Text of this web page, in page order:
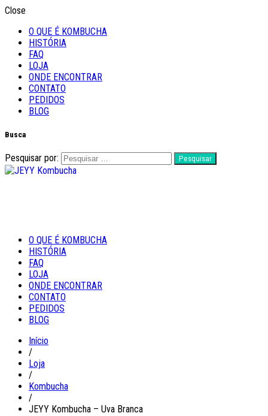
Close
O QUE É KOMBUCHA
HISTÓRIA
FAQ
LOJA
ONDE ENCONTRAR
CONTATO
PEDIDOS
BLOG
Busca
Pesquisar por:
JEYY Kombucha
Feito com Amor
O QUE É KOMBUCHA
HISTÓRIA
FAQ
LOJA
ONDE ENCONTRAR
CONTATO
PEDIDOS
BLOG
Início
/
Loja
/
Kombucha
/
JEYY Kombucha – Uva Branca